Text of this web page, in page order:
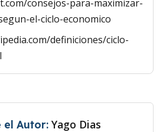
consejos-para-maximizar-
el-ciclo-economico
definiciones/ciclo-
el Autor: Yago Dias